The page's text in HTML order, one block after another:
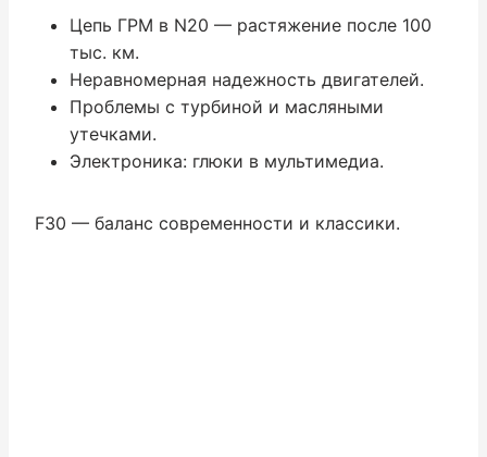
Цепь ГРМ в N20 — растяжение после 100
тыс. км.
Неравномерная надежность двигателей.
Проблемы с турбиной и масляными
утечками.
Электроника: глюки в мультимедиа.
F30 — баланс современности и классики.